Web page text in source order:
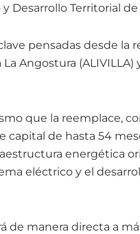
Desarrollo Territorial
pensadas desde la
Angostura (ALIVILLA)
que la reemplace,
capital de hasta 54
energética
eléctrico y el
de manera directa a